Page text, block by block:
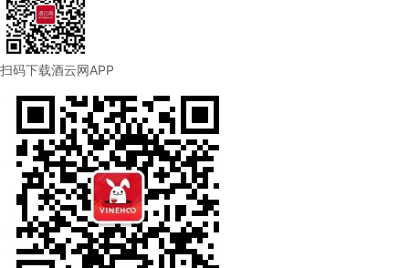
扫码下载酒云网APP